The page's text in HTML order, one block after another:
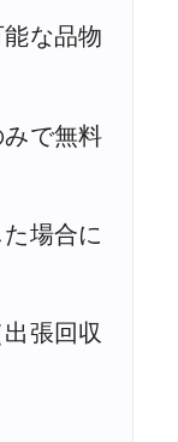
な品物
で無料
場合に
張回収